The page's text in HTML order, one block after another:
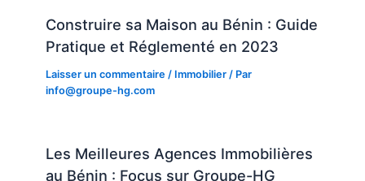
Construire sa Maison au Bénin : Guide
Pratique et Réglementé en 2023
Laisser un commentaire / Immobilier / Par
info@groupe-hg.com
Les Meilleures Agences Immobilières
au Bénin : Focus sur Groupe-HG